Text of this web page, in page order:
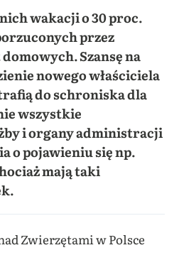
wakacji o 30 proc.
przez
Szansę na
nowego właściciela
do schroniska dla
wszystkie
i organy administracji
o pojawieniu się np.
mają taki
Zwierzętami w Polsce